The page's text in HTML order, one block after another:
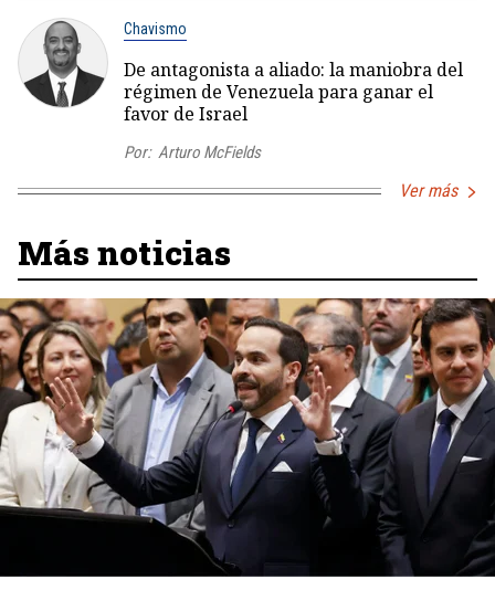
Chavismo
De antagonista a aliado: la maniobra del
régimen de Venezuela para ganar el
favor de Israel
Por: Arturo McFields
Ver más
Más noticias